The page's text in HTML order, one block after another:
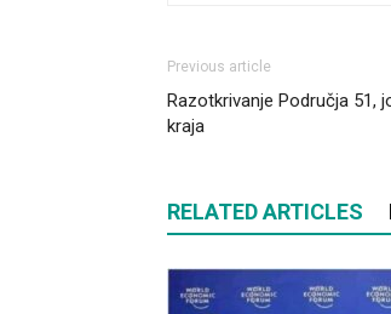
Previous article
Razotkrivanje Područja 51,
kraja
RELATED ARTICLES